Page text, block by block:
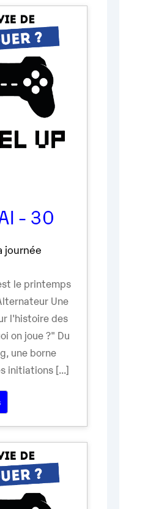
- 30
journée
le printemps
Une
l'histoire des
on joue ?" Du
une borne
initiations [...]